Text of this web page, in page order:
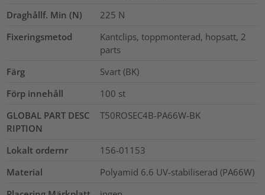
Draghållf. Min (N)
225 N
Fixeringsmetod
Kantclips, toppmonterad, hopsatt, 2
parts
Färg
Svart (BK)
Förp innehåll
100 st
GLOBAL PART DESC
RIPTION
T50ROSEC4B-PA66W-BK
Lokalt ordernr
156-01153
Material
Polyamid 6.6 UV-stabiliserad (PA66W)